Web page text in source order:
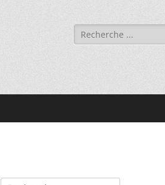
Rechercher :